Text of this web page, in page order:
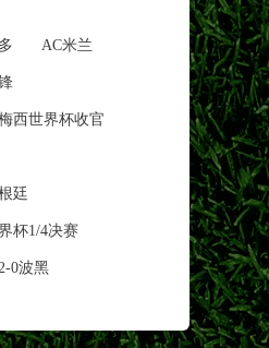
AC米兰
西世界杯收官
廷
杯1/4决赛
0波黑